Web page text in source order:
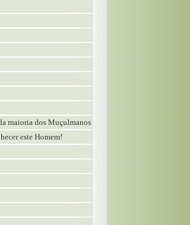
maioria dos Muçulmanos
este Homem!